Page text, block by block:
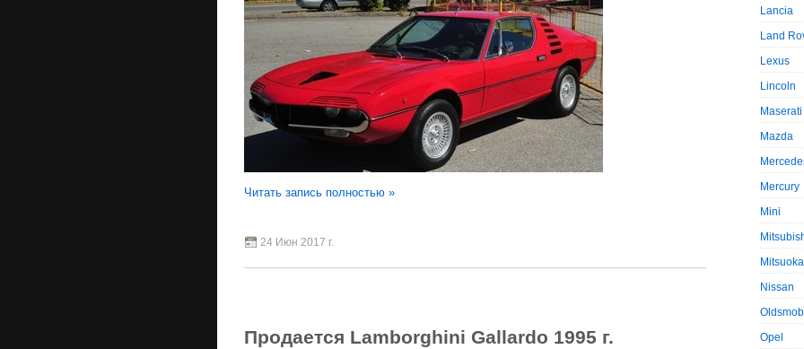
Читать запись полностью »
24 Июн 2017 г.
Продается Lamborghini Gallardo 1995 г.
Lancia
Land
Lexus
Lincoln
Maserati
Mazda
Mercury
Mini
Mitsuoka
Nissan
Opel